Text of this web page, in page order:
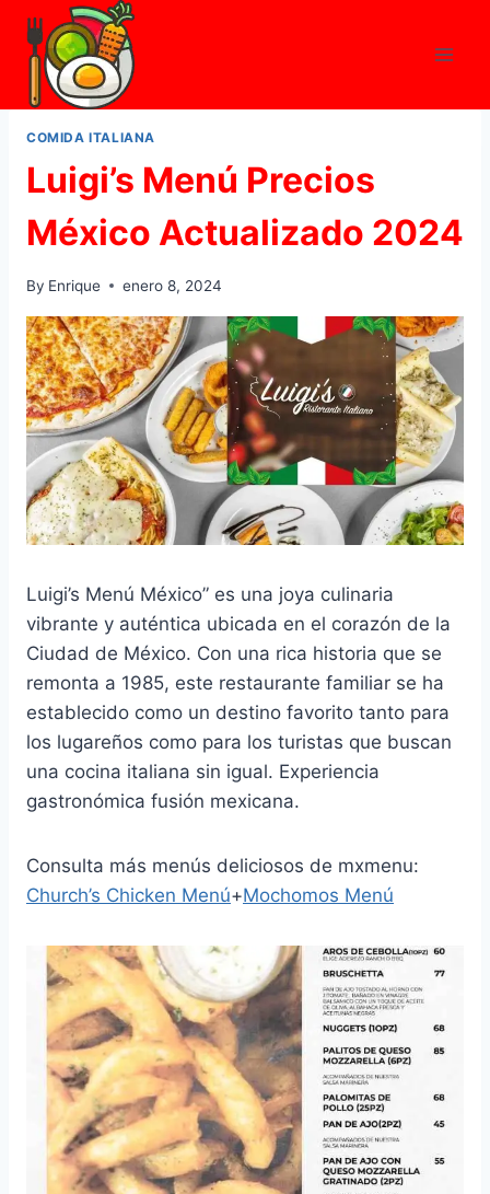
Skip
content
COMIDA ITALIANA
Luigi’s Menú Precios
México Actualizado 2024
By Enrique enero 8, 2024
Luigi’s Menú México” es una joya culinaria
vibrante y auténtica ubicada en el corazón de la
Ciudad de México. Con una rica historia que se
remonta a 1985, este restaurante familiar se ha
establecido como un destino favorito tanto para
los lugareños como para los turistas que buscan
una cocina italiana sin igual. Experiencia
gastronómica fusión mexicana.
Consulta más menús deliciosos de mxmenu:
Church’s Chicken Menú+Mochomos Menú